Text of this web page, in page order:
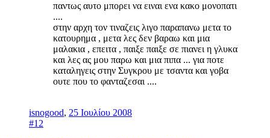
παντως αυτο μπορει να ειναι ενα κακο μονοπατι
....
στην αρχη τον τιναζεις λιγο παραπανω μετα το
κατουρημα , μετα λες δεν βαραω και μια
μαλακια , επειτα , παιξε παιξε σε πιανει η γλυκα
και λες ας μου παρω και μια πιπα ... για ποτε
καταληγεις στην Συγκρου με τσαντα και γοβα
ουτε που το φανταζεσαι ....
isnogood, 25 Ιουλίου 2008
#12